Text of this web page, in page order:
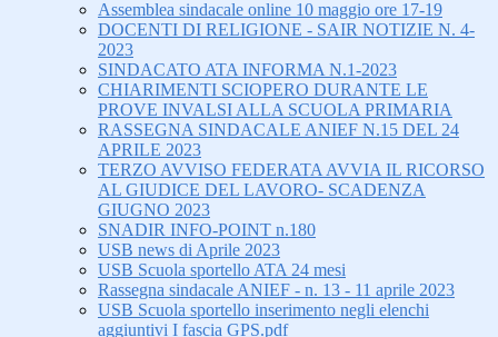
Assemblea sindacale online 10 maggio ore 17-19
DOCENTI DI RELIGIONE - SAIR NOTIZIE N. 4-
2023
SINDACATO ATA INFORMA N.1-2023
CHIARIMENTI SCIOPERO DURANTE LE
PROVE INVALSI ALLA SCUOLA PRIMARIA
RASSEGNA SINDACALE ANIEF N.15 DEL 24
APRILE 2023
TERZO AVVISO FEDERATA AVVIA IL RICORSO
AL GIUDICE DEL LAVORO- SCADENZA
GIUGNO 2023
SNADIR INFO-POINT n.180
USB news di Aprile 2023
USB Scuola sportello ATA 24 mesi
Rassegna sindacale ANIEF - n. 13 - 11 aprile 2023
USB Scuola sportello inserimento negli elenchi
aggiuntivi I fascia GPS.pdf